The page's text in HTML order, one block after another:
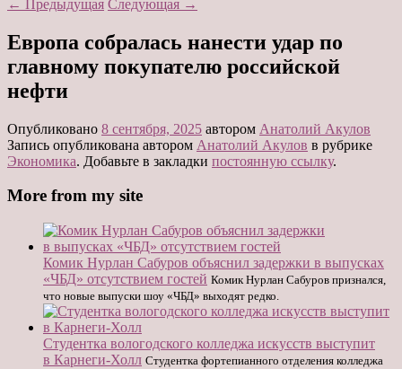
← Предыдущая Следующая →
Европа собралась нанести удар по
главному покупателю российской
нефти
Опубликовано 8 сентября, 2025 автором Анатолий Акулов
Запись опубликована автором Анатолий Акулов в рубрике
Экономика. Добавьте в закладки постоянную ссылку.
More from my site
Комик Нурлан Сабуров объяснил задержки в выпусках
«ЧБД» отсутствием гостей Комик Нурлан Сабуров признался,
что новые выпуски шоу «ЧБД» выходят редко.
Студентка вологодского колледжа искусств выступит
в Карнеги-Холл Студентка фортепианного отделения колледжа